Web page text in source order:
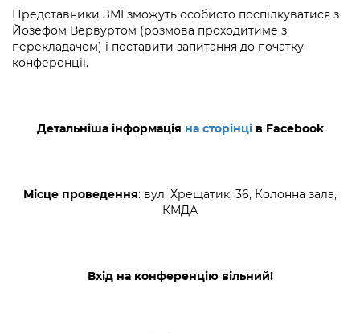
Гендерна політика
Безбар'єрність
Портал послуг
Міський застосунок Київ Цифровий
Публічні дашборди
Представники ЗМІ зможуть особисто поспілкуватися з
Йозефом Вервуртом (розмова проходитиме з
перекладачем) і поставити запитання до початку
конференції.
Детальніша інформація на сторінців Facebook
Місце проведення: вул. Хрещатик, 36, Колонна зала,
КМДА
Вхід на конференцію вільний!